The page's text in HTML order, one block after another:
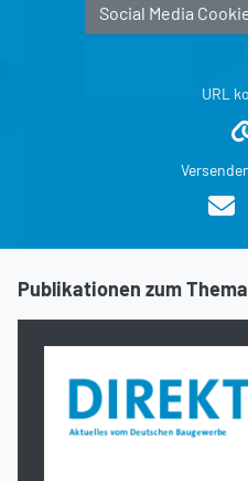
Social Media
URL
Publikationen zum Thema